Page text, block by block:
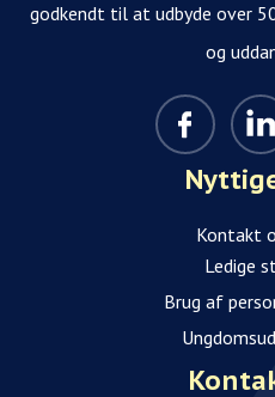
godkendt til at udbyde over
og
Kontakt
Ledige
Brug af